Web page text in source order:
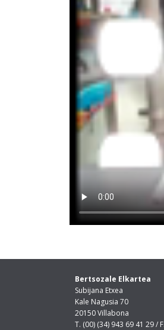
Bertsozale Elkartea
Subijana Etxea
Kale Nagusia 70
20150 Villabona
T. (00) (34) 943 69 41 29 /